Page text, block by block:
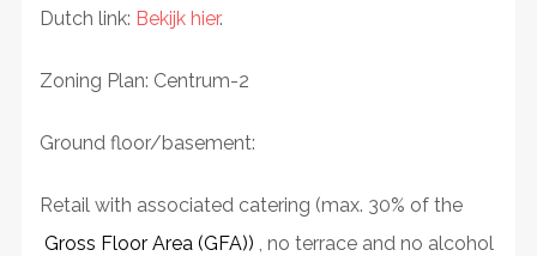
Dutch link: Bekijk hier.
Zoning Plan: Centrum-2
Ground floor/basement:
Retail with associated catering (max. 30% of the
Gross Floor Area (GFA))
, no terrace and no alcohol